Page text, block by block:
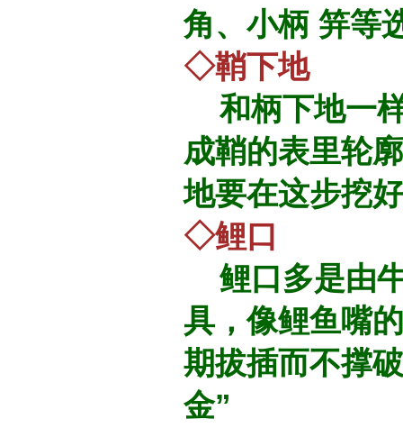
角、小柄 笄等
◇鞘下地
和柄下地一
成鞘的表里轮
地要在这步挖
◇鲤口
鲤口多是由
具，像鲤鱼嘴
期拔插而不撑
金”